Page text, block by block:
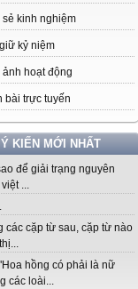
sẻ kinh nghiệm
kỷ niệm
ảnh hoạt động
bài trực tuyến
KIẾN MỚI NHẤT
để giải trạng nguyên
...
các cặp từ sau, cặp từ nào
hồng có phải là nữ
các loài...